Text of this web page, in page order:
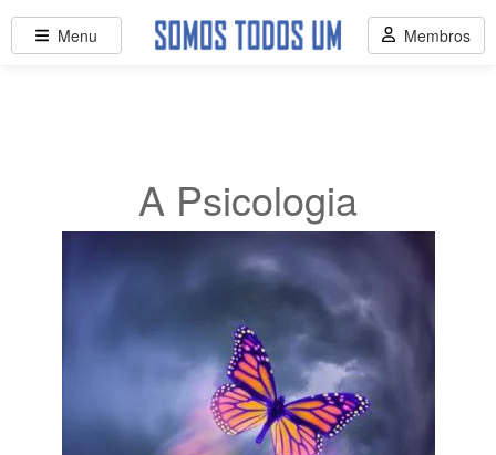
A Psicologia
Menu Membros